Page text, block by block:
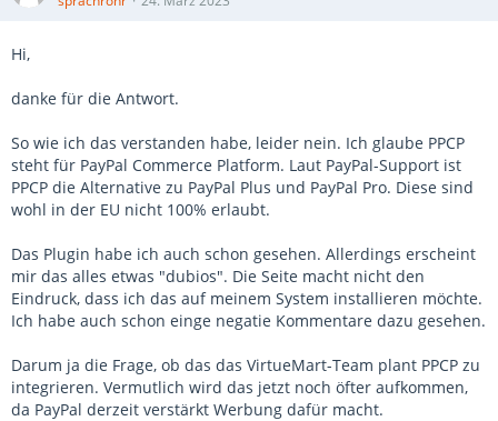
Hi,
danke für die Antwort.
So wie ich das verstanden habe, leider nein. Ich glaube PPCP
steht für PayPal Commerce Platform. Laut PayPal-Support ist
PPCP die Alternative zu PayPal Plus und PayPal Pro. Diese sind
wohl in der EU nicht 100% erlaubt.
Das Plugin habe ich auch schon gesehen. Allerdings erscheint
mir das alles etwas "dubios". Die Seite macht nicht den
Eindruck, dass ich das auf meinem System installieren möchte.
Ich habe auch schon einge negatie Kommentare dazu gesehen.
Darum ja die Frage, ob das das VirtueMart-Team plant PPCP zu
integrieren. Vermutlich wird das jetzt noch öfter aufkommen,
da PayPal derzeit verstärkt Werbung dafür macht.